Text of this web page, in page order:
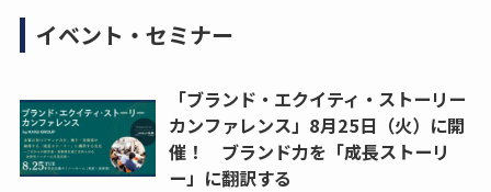
イベント・セミナー
「ブランド・エクイティ・ストーリー
カンファレンス」8月25日（火）に開
催！ ブランド力を「成長ストーリ
ー」に翻訳する